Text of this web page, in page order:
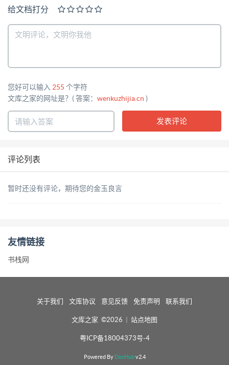
给文档打分
您好可以输入 255 个字符
文库之家的网址是？( 答案： wenkuzhijia.cn )
评论列表
暂时还没有评论，期待您的金玉良言
友情链接
书栈网
关于我们 文库协议 意见反馈 免责声明 联系我们
文库之家 ©2026 站点地图
粤ICP备18004373号-4
Powered By DocHubv2.4